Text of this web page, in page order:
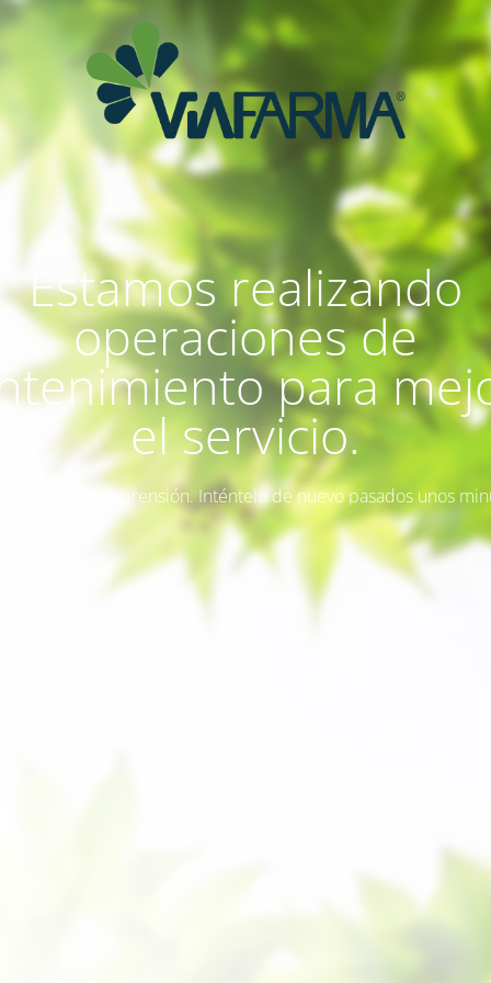
Estamos realizando
operaciones de
para
el servicio.
por su comprensión. Inténtelo de nuevo pasados unos